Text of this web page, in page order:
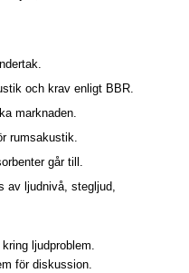
och krav enligt BBR.
marknaden.
rumsakustik.
går till.
av ljudnivå, stegljud,
ljudproblem.
för diskussion.